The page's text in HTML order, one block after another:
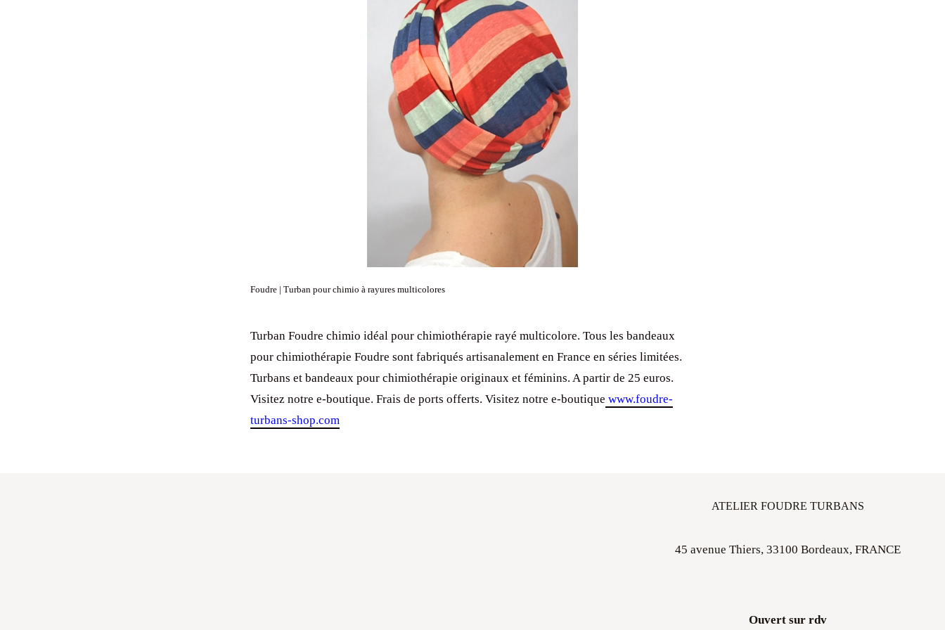
Foudre | Turban pour chimio à rayures multicolores
Turban Foudre chimio idéal pour chimiothérapie rayé multicolore. Tous les bandeaux
pour chimiothérapie Foudre sont fabriqués artisanalement en France en séries limitées.
Turbans et bandeaux pour chimiothérapie originaux et féminins. A partir de 25 euros.
Visitez notre e-boutique. Frais de ports offerts. Visitez notre e-boutique www.foudre-
turbans-shop.com
ATELIER FOUDRE TURBANS
45 avenue Thiers, 33100 Bordeaux, FRANCE
Ouvert sur rdv